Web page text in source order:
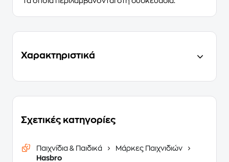
Χαρακτηριστικά
Σχετικές κατηγορίες
Παιχνίδια & Παιδικά
Μάρκες Παιχνιδιών
Hasbro